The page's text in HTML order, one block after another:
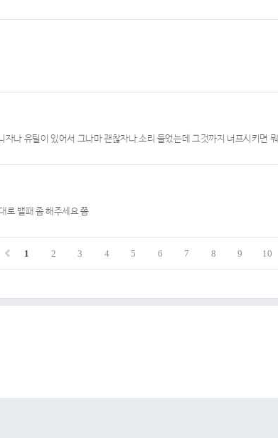
자나 유틸이 있어서 그나마 괜찮자나 소리 들었는데 그것까지 너프시키면
로 밸패 좀 해주세요 쫌
1 2 3 4 5 6 7 8 9 10